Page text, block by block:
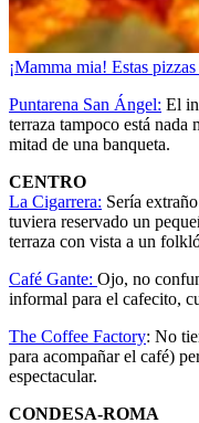
¡Mamma mia! Estas
Puntarena San Ángel: El
terraza tampoco está nada
mitad de una banqueta.
CENTRO
La Cigarrera: Sería
tuviera reservado un
terraza con vista a un
Café Gante: Ojo, no
informal para el cafecito,
The Coffee Factory: No
para acompañar el café)
espectacular.
CONDESA-ROMA